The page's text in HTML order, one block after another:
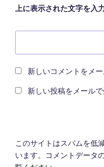
上に表示された文字を入
新しいコメントをメ
新しい投稿をメール
このサイトはスパムを低
います。
コメントデータ